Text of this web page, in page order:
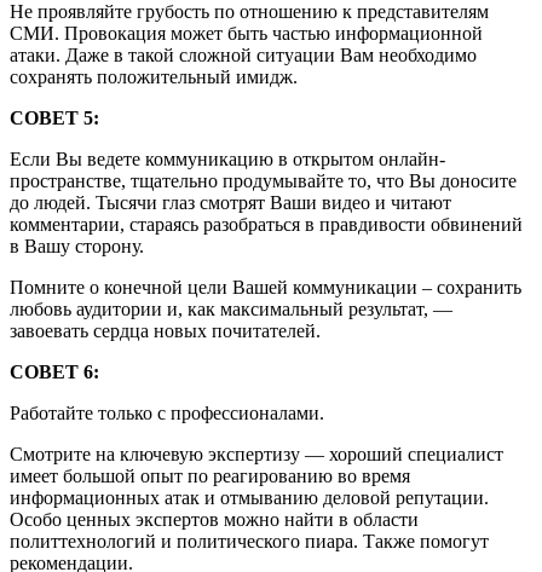
Не проявляйте грубость по отношению к представителям
СМИ. Провокация может быть частью информационной
атаки. Даже в такой сложной ситуации Вам необходимо
сохранять положительный имидж.
СОВЕТ 5:
Если Вы ведете коммуникацию в открытом онлайн-
пространстве, тщательно продумывайте то, что Вы доносите
до людей. Тысячи глаз смотрят Ваши видео и читают
комментарии, стараясь разобраться в правдивости обвинений
в Вашу сторону.
Помните о конечной цели Вашей коммуникации – сохранить
любовь аудитории и, как максимальный результат, —
завоевать сердца новых почитателей.
СОВЕТ 6:
Работайте только с профессионалами.
Смотрите на ключевую экспертизу — хороший специалист
имеет большой опыт по реагированию во время
информационных атак и отмыванию деловой репутации.
Особо ценных экспертов можно найти в области
политтехнологий и политического пиара. Также помогут
рекомендации.